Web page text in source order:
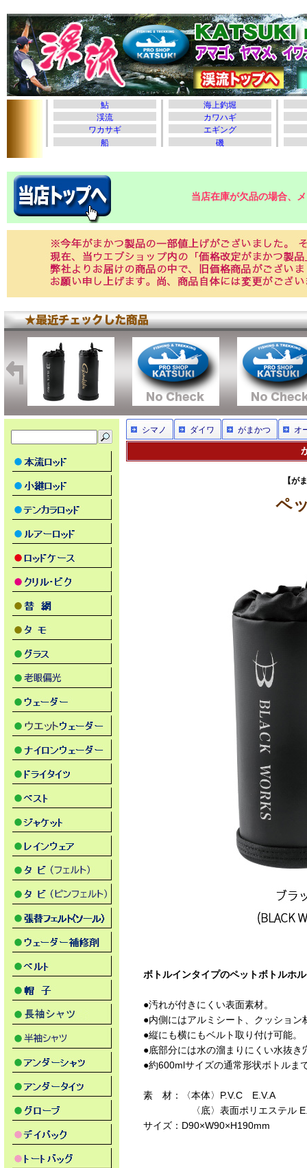
当店在庫が欠品の場合、
シマノ ダイワ がまかつ オ
【が
ペ
ボトルインタイプのペットボトルホ
●汚れが付きにくい表面素材。
●内側にはアルミシート、クッション
●縦にも横にもベルト取り付け可能。
●底部分には水の溜まりにくい水抜き
●約600mlサイズの通常形状ボトルま
素 材：〈本体〉P.V.C E.V.A
〈底〉表面ポリエステル
サイズ：D90×W90×H190mm